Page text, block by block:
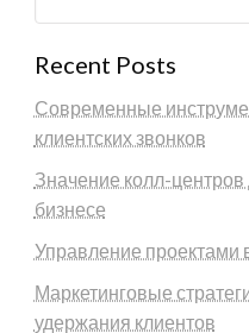
Recent Posts
Современные
клиентских звонков
Значение колл-
бизнесе
Управление проектами
Маркетинговые
удержания клиентов